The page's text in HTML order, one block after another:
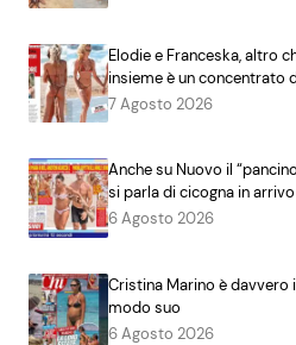
Elodie e Franceska, altro
insieme è un concentrato
7 Agosto 2026
Anche su Nuovo il
si parla di cicogna in arrivo
6 Agosto 2026
Cristina Marino è davvero
modo suo
6 Agosto 2026